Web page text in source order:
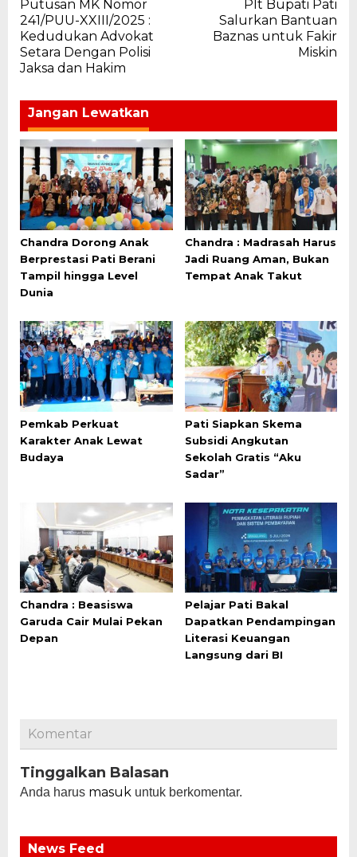
pos
Putusan MK Nomor
241/PUU-XXIII/2025 :
Kedudukan Advokat
Setara Dengan Polisi
Jaksa dan Hakim
Plt Bupati Pati
Salurkan Bantuan
Baznas untuk Fakir
Miskin
Jangan Lewatkan
Chandra Dorong Anak
Berprestasi Pati Berani
Tampil hingga Level
Dunia
Chandra : Madrasah Harus
Jadi Ruang Aman, Bukan
Tempat Anak Takut
Pemkab Perkuat
Karakter Anak Lewat
Budaya
Pati Siapkan Skema
Subsidi Angkutan
Sekolah Gratis “Aku
Sadar”
Chandra : Beasiswa
Garuda Cair Mulai Pekan
Depan
Pelajar Pati Bakal
Dapatkan Pendampingan
Literasi Keuangan
Langsung dari BI
Komentar
Tinggalkan Balasan
Anda harus masuk untuk berkomentar.
News Feed